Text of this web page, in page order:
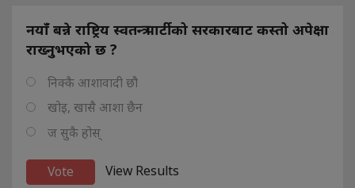
नयाँ बन्ने राष्ट्रिय स्वतन्त्र पार्टीको सरकारबाट कस्तो अपेक्षा
राख्नुभएको छ ?
निक्कै आशावादी छौ
खोइ, खासै आशा छैन
ज सुकै होस्
View Results